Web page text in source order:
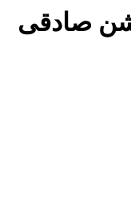
صادقی